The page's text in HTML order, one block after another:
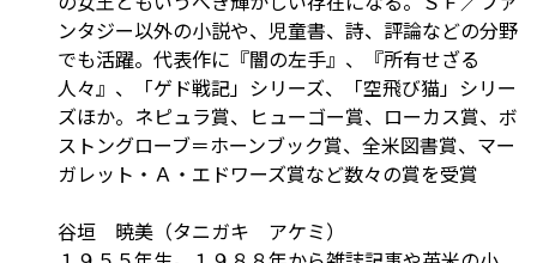
ンタジー以外の小説や、児童書、詩、評論などの分野
でも活躍。代表作に『闇の左手』、『所有せざる
人々』、「ゲド戦記」シリーズ、「空飛び猫」シリー
ズほか。ネピュラ賞、ヒューゴー賞、ローカス賞、ボ
ストングローブ＝ホーンブック賞、全米図書賞、マー
ガレット・Ａ・エドワーズ賞など数々の賞を受賞
谷垣 暁美（タニガキ アケミ）